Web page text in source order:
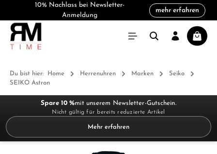
10% Nachlass bei Newsletter-
Anmeldung
mehr erfahren
Du bist hier: Home Herrenuhren Marken
Seiko
SEIKO Astron
Spare 10 %mit unserem Newsletter-Gutschein.
Nicht gültig für bereits reduzierte Artikel
Mehr erfahren